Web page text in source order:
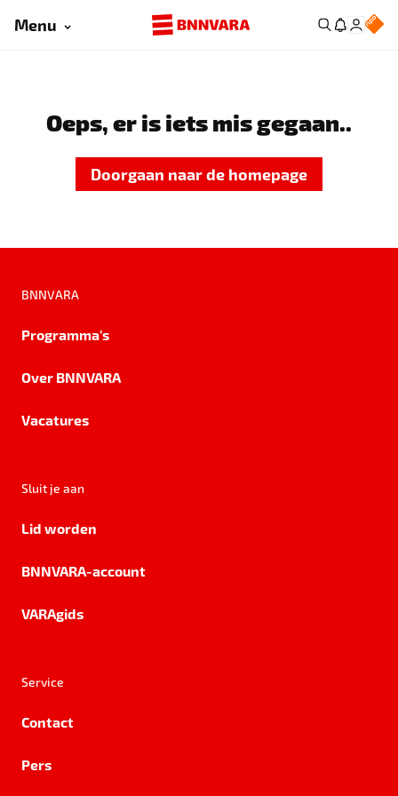
Menu
Oeps, er is iets mis gegaan..
Doorgaan naar de homepage
BNNVARA
Programma's
Over BNNVARA
Vacatures
Sluit je aan
Lid worden
BNNVARA-account
VARAgids
Service
Contact
Pers